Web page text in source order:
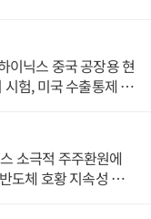
이닉스 중국 공장용 현
험, 미국 수출통제 대
소극적 주주환원에
도체 호황 지속성 의